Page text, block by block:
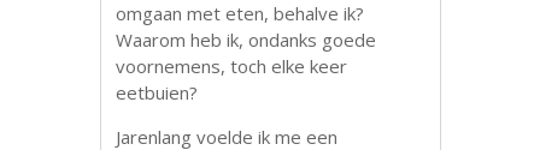
omgaan met eten, behalve ik?
Waarom heb ik, ondanks goede
voornemens, toch elke keer
eetbuien?
Jarenlang voelde ik me een